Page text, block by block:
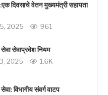
:एक दिवसाचे वेतन मुख्यमंत्री सहायता
2025 961
सेवा सेवाप्रवेश नियम
2025 1.6K
विभागीय संवर्ग वाटप